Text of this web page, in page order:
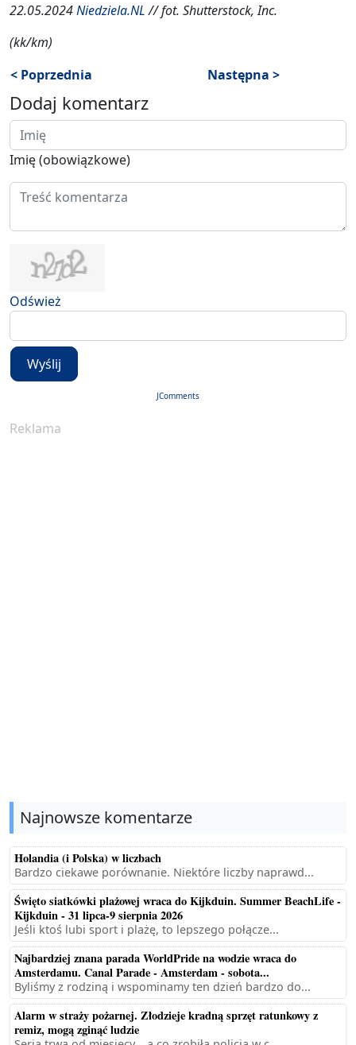
22.05.2024Niedziela.NL// fot. Shutterstock, Inc.
(kk/km)
< Poprzednia
Następna >
Dodaj komentarz
Imię (obowiązkowe)
Odśwież
Wyślij
JComments
Reklama
Najnowsze komentarze
Holandia (i Polska) w liczbach
Bardzo ciekawe porównanie. Niektóre liczby naprawd...
Święto siatkówki plażowej wraca do Kijkduin. Summer BeachLife -
Kijkduin - 31 lipca-9 sierpnia 2026
Jeśli ktoś lubi sport i plażę, to lepszego połącze...
Najbardziej znana parada WorldPride na wodzie wraca do
Amsterdamu. Canal Parade - Amsterdam - sobota...
Byliśmy z rodziną i wspominamy ten dzień bardzo do...
Alarm w straży pożarnej. Złodzieje kradną sprzęt ratunkowy z
remiz, mogą zginąć ludzie